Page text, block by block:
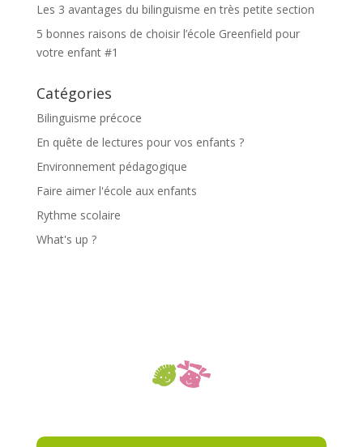
Les 3 avantages du bilinguisme en très petite section
5 bonnes raisons de choisir l’école Greenfield pour
votre enfant #1
Catégories
Bilinguisme précoce
En quête de lectures pour vos enfants ?
Environnement pédagogique
Faire aimer l'école aux enfants
Rythme scolaire
What's up ?